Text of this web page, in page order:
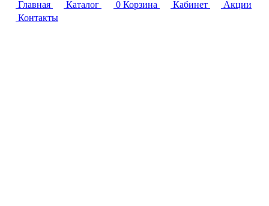
Главная
Каталог 0 Корзина Кабинет
Акции
Контакты